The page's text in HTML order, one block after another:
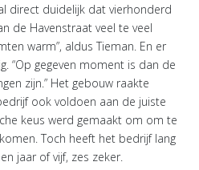
direct duidelijk dat vierhonderd
de Havenstraat veel te veel
warm”, aldus Tieman. En er
“Op gegeven moment is dan de
zijn.” Het gebouw raakte
ook voldoen aan de juiste
keus werd gemaakt om om te
Toch heeft het bedrijf lang
jaar of vijf, zes zeker.